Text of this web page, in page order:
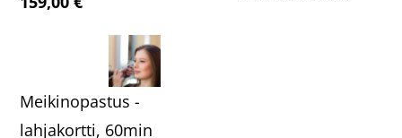
Meikinopastus -
lahjakortti, 60min